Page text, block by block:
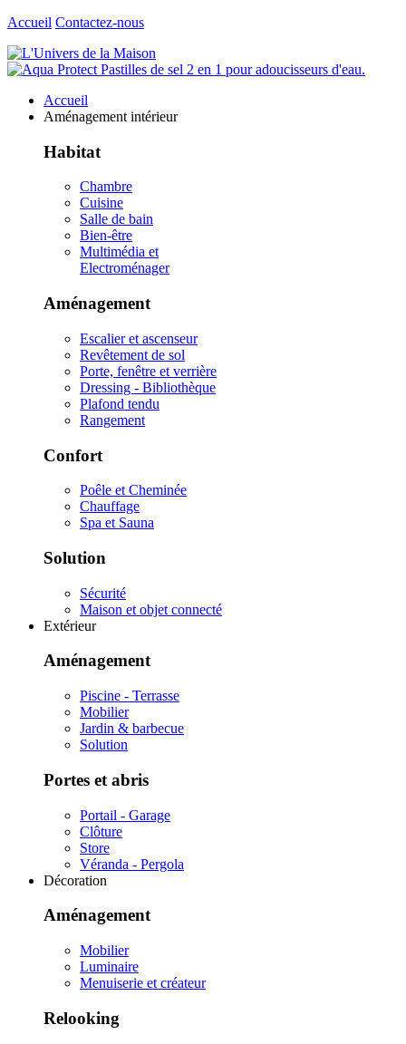
Accueil Contactez-nous
Accueil
Aménagement intérieur
Habitat
Chambre
Cuisine
Salle de bain
Bien-être
Multimédia et
Electroménager
Aménagement
Escalier et ascenseur
Revêtement de sol
Porte, fenêtre et verrière
Dressing - Bibliothèque
Plafond tendu
Rangement
Confort
Poêle et Cheminée
Chauffage
Spa et Sauna
Solution
Sécurité
Maison et objet connecté
Extérieur
Aménagement
Piscine - Terrasse
Mobilier
Jardin & barbecue
Solution
Portes et abris
Portail - Garage
Clôture
Store
Véranda - Pergola
Décoration
Aménagement
Mobilier
Luminaire
Menuiserie et créateur
Relooking